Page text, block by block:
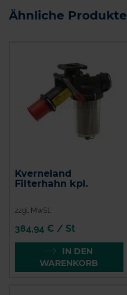
Ähnliche Produkte
Kverneland
Filterhahn kpl.
zzgl. MwSt.
384,94 € / St
IN DEN
WARENKORB